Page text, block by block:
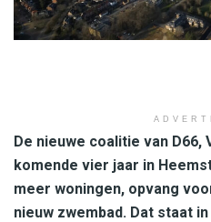
De nieuwe coalitie van D66,
komende vier jaar in
meer woningen, opvang
nieuw zwembad. Dat staat